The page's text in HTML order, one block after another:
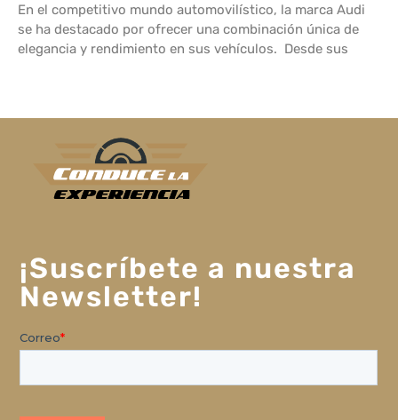
En el competitivo mundo automovilístico, la marca Audi
se ha destacado por ofrecer una combinación única de
elegancia y rendimiento en sus vehículos. Desde sus
¡Suscríbete a nuestra
Newsletter!